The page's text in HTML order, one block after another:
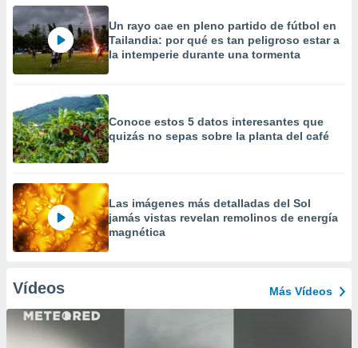
Un rayo cae en pleno partido de fútbol en
Tailandia: por qué es tan peligroso estar a
la intemperie durante una tormenta
Conoce estos 5 datos interesantes que
quizás no sepas sobre la planta del café
Las imágenes más detalladas del Sol
jamás vistas revelan remolinos de energía
magnética
Vídeos Más Vídeos